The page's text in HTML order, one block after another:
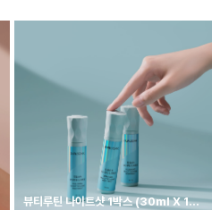
뷰티루틴 나이트샷 1박스 (30ml X 14